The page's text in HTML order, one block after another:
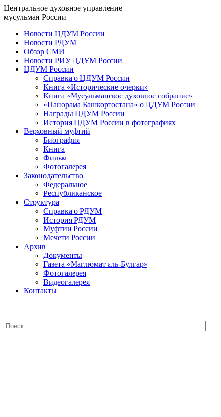
Центральное духовное управление
мусульман России
Новости ЦДУМ России
Новости РДУМ
Обзор СМИ
Новости РИУ ЦДУМ России
ЦДУМ России
Справка о ЦДУМ России
Книга «Исторические очерки»
Книга «Мусульманское духовное собрание»
«Панорама Башкортостана» о ЦДУМ России
Награды ЦДУМ России
История ЦДУМ России в фотографиях
Верховный муфтий
Биография
Книга
Фильм
Фотогалерея
Законодательство
Федеральное
Республиканское
Структура
Справка о РДУМ
История РДУМ
Муфтии России
Мечети России
Архив
Документы
Газета «Маглюмат аль-Булгар»
Фотогалерея
Видеогалерея
Контакты